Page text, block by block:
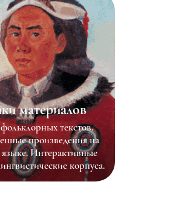
материалов
текстов.
произведения на
Интерактивные
корпуса.